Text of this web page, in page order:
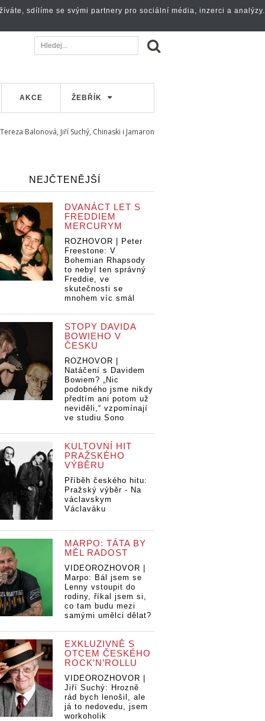
AKCE ŽEBŘÍK
Balonová, Jiří Suchý, Chinaski i Jamaron
NEJČTENĚJŠÍ
DVANÁCT LET S
FREDDIEM
MERCURYM
ROZHOVOR | Peter
Freestone: V
Bohemian Rhapsody
to nebyl ten správný
Freddie, ve
skutečnosti se
mnohem víc smál
STOPY DAVIDA
BOWIEHO V
ČESKU
ROZHOVOR |
Natáčení s Davidem
Bowiem? „Nic
podobného jsme nikdy
předtím ani potom už
neviděli,“ vzpomínají
ve studiu Sono
KULTOVNÍ HIT
PRAŽSKÉHO
VÝBĚRU
Příběh českého hitu:
Pražský výběr - Na
václavskym
Václaváku
MARPO: TÁTA BY
MĚL RADOST
VIDEOROZHOVOR |
Marpo: Bál jsem se
Lenny vstoupit do
rodiny, říkal jsem si,
co tam budu mezi
samými umělci dělat?
EXKLUZIVNĚ S
OTCEM ČESKÉHO
ROCK’N’ROLLU
VIDEOROZHOVOR |
Jiří Suchý: Hrozně
rád bych lenošil, ale
já to nedovedu, jsem
workoholik
sdílíme se svými partnery pro sociální média, inzerci a analýzy.